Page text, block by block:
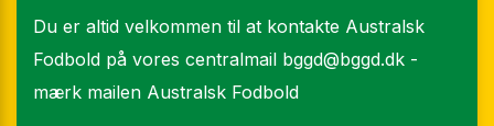
Du er altid velkommen til at kontakte Australsk
Fodbold på vores centralmail bggd@bggd.dk -
mærk mailen Australsk Fodbold